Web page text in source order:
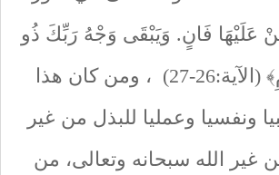
عَلَيْهَا فَانٍ. وَيَبْقَى وَجْهُ رَبِّكَ ذُو
الْجَلاَلِ وَالإِكْرَامِ﴾ (الآية:26-27) ، ومن كان هذا
ونفسيا وعمليا للبذل من غير
غير الله سبحانه وتعالى، من